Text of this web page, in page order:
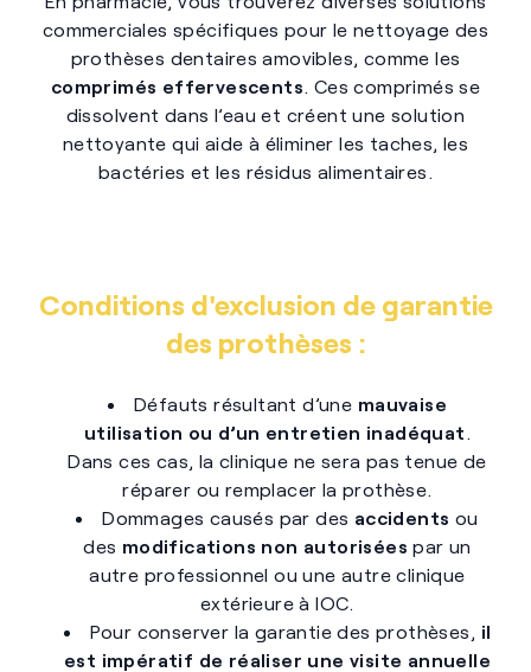
commerciales spécifiques pour le nettoyage des
prothèses dentaires amovibles, comme les
comprimés effervescents . Ces comprimés se
dissolvent dans l’eau et créent une solution
nettoyante qui aide à éliminer les taches, les
bactéries et les résidus alimentaires.
Conditions d'exclusion de garantie
des prothèses :
Défauts résultant d’une mauvaise
utilisation ou d’un entretien inadéquat
Dans ces cas, la clinique ne sera pas tenue de
réparer ou remplacer la prothèse.
Dommages causés par des accidents ou
des modifications non autorisées par un
autre professionnel ou une autre clinique
extérieure à IOC.
Pour conserver la garantie des prothèses, il
est impératif de réaliser une visite annuelle